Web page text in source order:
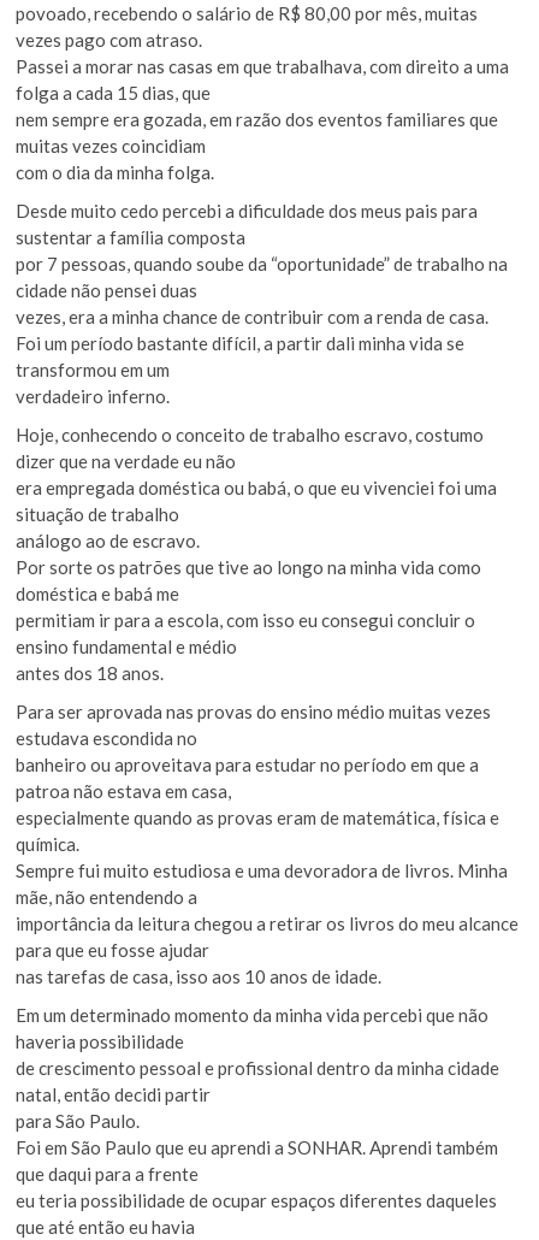
povoado, recebendo o salário de R$ 80,00 por mês, muitas
vezes pago com atraso.
Passei a morar nas casas em que trabalhava, com direito a uma
folga a cada 15 dias, que
nem sempre era gozada, em razão dos eventos familiares que
muitas vezes coincidiam
com o dia da minha folga.
Desde muito cedo percebi a dificuldade dos meus pais para
sustentar a família composta
por 7 pessoas, quando soube da “oportunidade” de trabalho na
cidade não pensei duas
vezes, era a minha chance de contribuir com a renda de casa.
Foi um período bastante difícil, a partir dali minha vida se
transformou em um
verdadeiro inferno.
Hoje, conhecendo o conceito de trabalho escravo, costumo
dizer que na verdade eu não
era empregada doméstica ou babá, o que eu vivenciei foi uma
situação de trabalho
análogo ao de escravo.
Por sorte os patrões que tive ao longo na minha vida como
doméstica e babá me
permitiam ir para a escola, com isso eu consegui concluir o
ensino fundamental e médio
antes dos 18 anos.
Para ser aprovada nas provas do ensino médio muitas vezes
estudava escondida no
banheiro ou aproveitava para estudar no período em que a
patroa não estava em casa,
especialmente quando as provas eram de matemática, física e
química.
Sempre fui muito estudiosa e uma devoradora de livros. Minha
mãe, não entendendo a
importância da leitura chegou a retirar os livros do meu alcance
para que eu fosse ajudar
nas tarefas de casa, isso aos 10 anos de idade.
Em um determinado momento da minha vida percebi que não
haveria possibilidade
de crescimento pessoal e profissional dentro da minha cidade
natal, então decidi partir
para São Paulo.
Foi em São Paulo que eu aprendi a SONHAR. Aprendi também
que daqui para a frente
eu teria possibilidade de ocupar espaços diferentes daqueles
que até então eu havia